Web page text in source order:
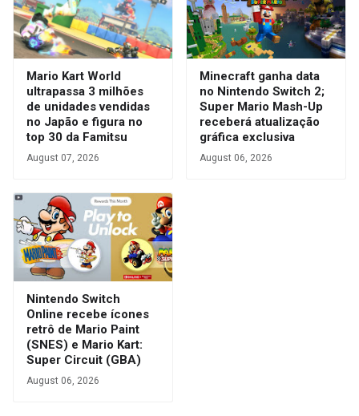
Mario Kart World
ultrapassa 3 milhões
de unidades vendidas
no Japão e figura no
top 30 da Famitsu
August 07, 2026
Minecraft ganha data
no Nintendo Switch 2;
Super Mario Mash-Up
receberá atualização
gráfica exclusiva
August 06, 2026
Nintendo Switch
Online recebe ícones
retrô de Mario Paint
(SNES) e Mario Kart:
Super Circuit (GBA)
August 06, 2026